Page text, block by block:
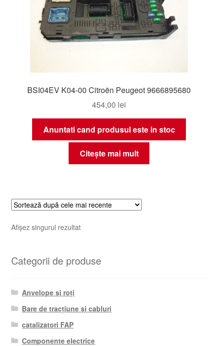
BSI04EV K04-00 Citroën Peugeot 9666895680
454,00 lei
Anuntati cand produsul este in stoc
Citește mai mult
Afișez singurul rezultat
Categorii de produse
Anvelope și roți
Bare de tracțiune și cabluri
catalizatori FAP
Componente electrice